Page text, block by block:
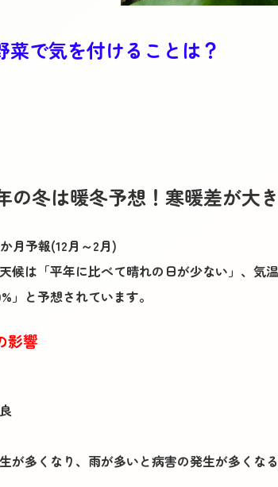
で気を付けることは？
冬は暖冬予想！寒暖差が大
月予報(12月～2月)
候は「平年に比べて晴れの日が少ない」、気
」と予想されています。
影響
が多くなり、雨が多いと病害の発生が多くな